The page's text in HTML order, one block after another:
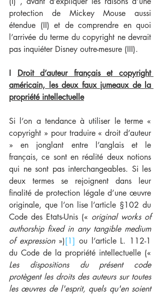
protection de Mickey Mouse aussi
étendue (II) et de comprendre en quoi
l’arrivée du terme du copyright ne devrait
pas inquiéter Disney outre-mesure (III).
I Droit d’auteur français et copyright
américain, les deux faux jumeaux de la
propriété intellectuelle
Si l’on a tendance à utiliser le terme «
copyright » pour traduire « droit d’auteur
» en jonglant entre l’anglais et le
français, ce sont en réalité deux notions
qui ne sont pas interchangeables. Si les
deux termes se rejoignent dans leur
finalité de protection légale d’une œuvre
originale, que l’on lise l’article §102 du
Code des Etats-Unis (« original works of
authorship fixed in any tangible medium
of expression »)[1] ou l’article L. 112-1
Les dispositions du présent code
protègent les droits des auteurs sur toutes
les œuvres de l'esprit, quels qu'en soient